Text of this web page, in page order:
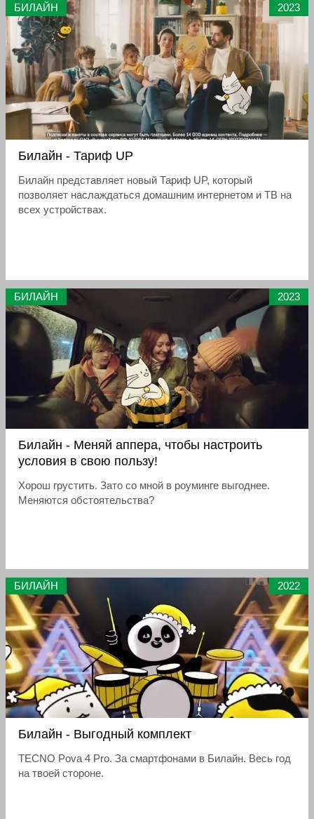
БИЛАЙН 2023
Билайн - Тариф UP
Билайн представляет новый Тариф UP, который
позволяет наслаждаться домашним интернетом и ТВ на
всех устройствах.
БИЛАЙН 2023
Билайн - Меняй аппера, чтобы настроить
условия в свою пользу!
Хорош грустить. Зато со мной в роуминге выгоднее.
Меняются обстоятельства?
БИЛАЙН 2022
Билайн - Выгодный комплект
TECNO Pova 4 Pro. За смартфонами в Билайн. Весь год
на твоей стороне.